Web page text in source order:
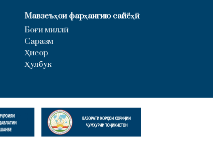
Мавзеъҳои фарҳангию сайёҳӣ
Боғи миллӣ
Саразм
Ҳисор
Ҳулбук